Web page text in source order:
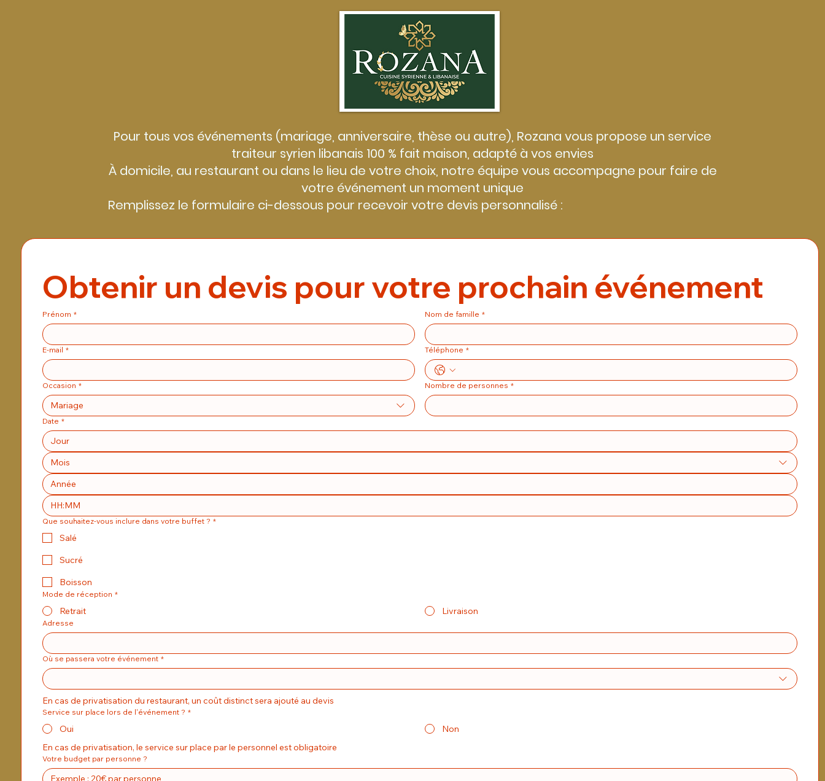
Pour tous vos événements (mariage, anniversaire, thèse ou autre), Rozana vous propose un service
traiteur syrien libanais 100 % fait maison, adapté à vos envies
À domicile, au restaurant ou dans le lieu de votre choix, notre équipe vous accompagne pour faire de
votre événement un moment unique
Remplissez le formulaire ci-dessous pour recevoir votre devis personnalisé :
Obtenir un devis pour votre prochain événement
Prénom * Nom de famille *
E-mail * Téléphone *
Occasion *
Mariage
Nombre de personnes *
Date *
Mois
:
Que souhaitez-vous inclure dans votre buffet ? *
Salé
Sucré
Boisson
Mode de réception *
Retrait Livraison
Adresse
Où se passera votre événement *
En cas de privatisation du restaurant, un coût distinct sera ajouté au devis
Service sur place lors de l'événement ? *
Oui
Non
Votre budget par personne ?